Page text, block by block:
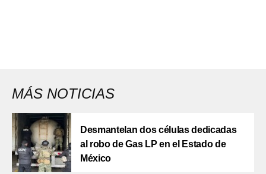
MÁS NOTICIAS
Desmantelan dos células dedicadas
al robo de Gas LP en el Estado de
México